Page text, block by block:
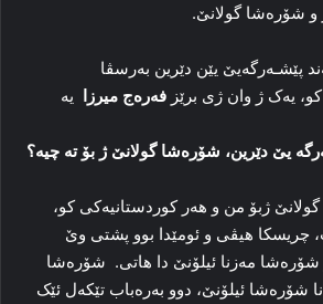
و شۆرەشا گولانێ.
پێشـەرگەیێ یێن دێرین بەرسڤا
یەک ژ وان ژی برێز فەرەج میرزا یە
یێ دێرین، شۆرەشا گولانێ ژ بۆ تە چیە؟
ژبۆ من و هەر کوردستانیەکی کو،
چریسکا هیڤی و ئومێدا بوو پشتی وێ
شۆرەشا مەزنا ئیلۆنێ دا هاتی. شۆرەشا
شۆرەشا ئیلۆنێ، دوو بەرەباب تێکەل ئێک